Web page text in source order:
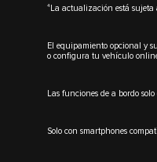
4 La actualización está
El equipamiento opcional y
o configura tu vehículo
Las funciones de a bordo
Solo con smartphones